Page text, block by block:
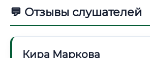
💬 Отзывы слушателей
Кира Маркова